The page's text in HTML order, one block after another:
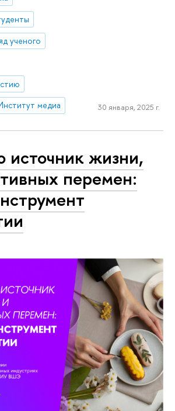
ученого
медиа 30 января, 2025 г.
источник жизни,
перемен: